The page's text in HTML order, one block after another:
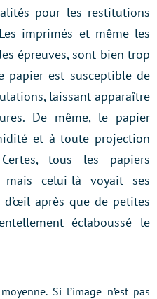
pour les restitutions
imprimés et même les
épreuves, sont bien trop
papier est susceptible de
laissant apparaître
De même, le papier
et à toute projection
tous les papiers
mais celui-là voyait ses
après que de petites
éclaboussé le
Si l’image n’est pas